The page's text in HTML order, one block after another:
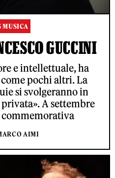
MUSICA
GUCCINI
e intellettuale, ha
pochi altri. La
si svolgeranno in
A settembre
AIMI